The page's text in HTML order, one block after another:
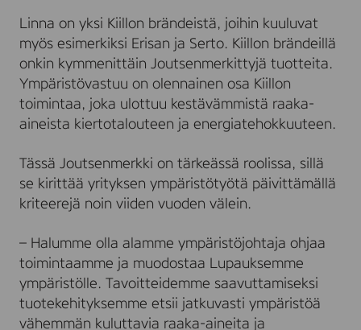
Linna on yksi Kiillon brändeistä, joihin kuuluvat
myös esimerkiksi Erisan ja Serto. Kiillon brändeillä
onkin kymmenittäin Joutsenmerkittyjä tuotteita.
Ympäristövastuu on olennainen osa Kiillon
toimintaa, joka ulottuu kestävämmistä raaka-
aineista kiertotalouteen ja energiatehokkuuteen.
Tässä Joutsenmerkki on tärkeässä roolissa, sillä
se kirittää yrityksen ympäristötyötä päivittämällä
kriteerejä noin viiden vuoden välein.
– Halumme olla alamme ympäristöjohtaja ohjaa
toimintaamme ja muodostaa Lupauksemme
ympäristölle. Tavoitteidemme saavuttamiseksi
tuotekehityksemme etsii jatkuvasti ympäristöä
vähemmän kuluttavia raaka-aineita ja